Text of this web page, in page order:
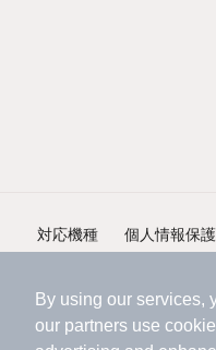
By using our services,
our partners use
対応機種 個人情報保